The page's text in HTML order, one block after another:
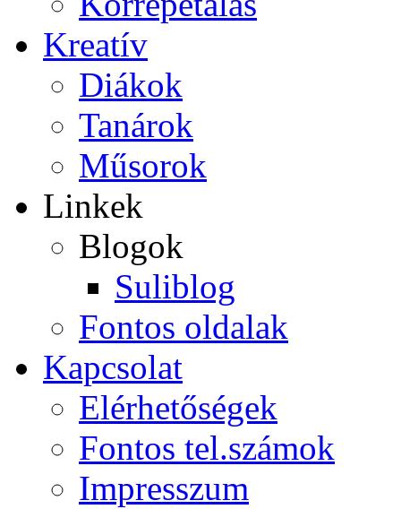
Kreatív
Diákok
Tanárok
Műsorok
Linkek
Blogok
Suliblog
Fontos oldalak
Kapcsolat
Elérhetőségek
Fontos tel.számok
Impresszum